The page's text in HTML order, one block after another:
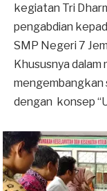
kegiatan Tri
pengabdian
SMP Negeri 7
Khususnya
dengan konsep